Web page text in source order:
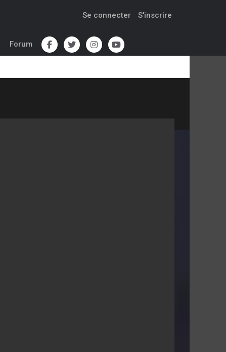
Se connecter S'inscrire
Forum